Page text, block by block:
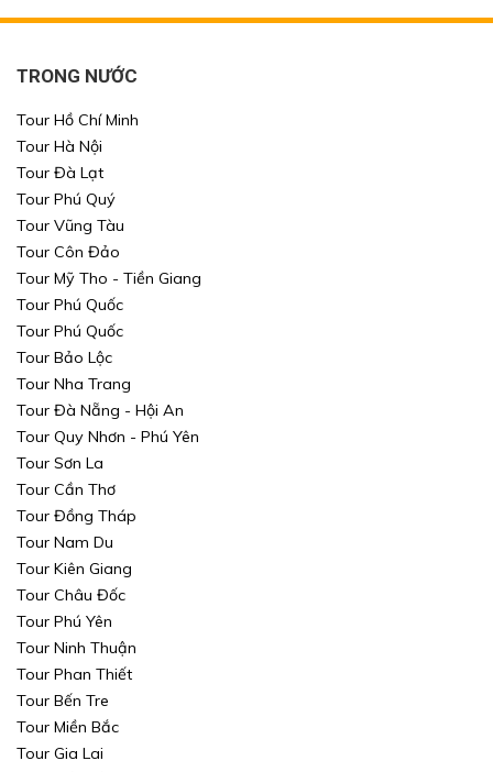
Xin mời Quý khách chọn thông tin cần tìm kiếm
Chọn nơi đi
Chọn nơi đến
Xin mời Quý khách chọn thông tin cần tìm kiếm
Chọn nơi đi
Chọn nơi đến
Xin mời Quý khách chọn thông tin cần tìm kiếm
Xin mời Quý khách chọn thông tin cần tìm kiếm
Chọn khu vực
TRONG NƯỚC
Tour Hồ Chí Minh
Tour Hà Nội
Tour Đà Lạt
Tour Phú Quý
Tour Vũng Tàu
Tour Côn Đảo
Tour Mỹ Tho - Tiền Giang
Tour Phú Quốc
Tour Phú Quốc
Tour Bảo Lộc
Tour Nha Trang
Tour Đà Nẵng - Hội An
Tour Quy Nhơn - Phú Yên
Tour Sơn La
Tour Cần Thơ
Tour Đồng Tháp
Tour Nam Du
Tour Kiên Giang
Tour Châu Đốc
Tour Phú Yên
Tour Ninh Thuận
Tour Phan Thiết
Tour Bến Tre
Tour Miền Bắc
Tour Gia Lai